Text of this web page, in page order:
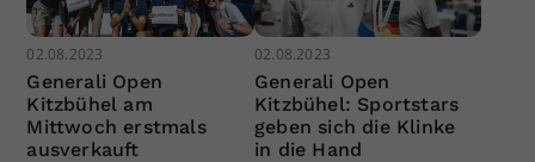
02.08.2023
Generali Open
Kitzbühel am
Mittwoch erstmals
ausverkauft
02.08.2023
Generali Open
Kitzbühel: Sportstars
geben sich die Klinke
in die Hand